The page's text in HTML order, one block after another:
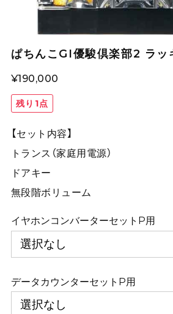
ぱちんこGI優駿倶楽部2 ラ
¥190,000
残り1点
【セット内容】
トランス（家庭用電源）
ドアキー
無段階ボリューム
イヤホンコンバーターセットP用
データカウンターセットP用